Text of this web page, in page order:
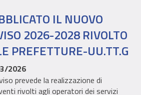
progettuale;
II – Valutazione dell’applicativo
FAMI 2.0 e gestione dell’Help Desk:
delle esperienze d’uso
con particolare
a criticità riscontrate e
e periferici.
partecipare all’avviso gliUffici
RegionalioleIstituzioni
statali appositamente
dai succitati Uffici Scolastici
delle seguenti
otto Regioni e
autonomeche non hanno
IL NUOVO
2026-2028 RIVOLTO
PREFETTURE-UU.TT.G
2026
prevede la realizzazione di
rivolti agli operatori dei servizi